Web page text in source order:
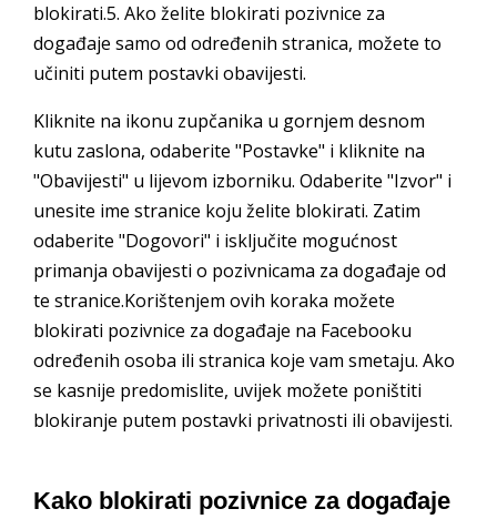
blokirati.5. Ako želite blokirati pozivnice za
događaje samo od određenih stranica, možete to
učiniti putem postavki obavijesti.
Kliknite na ikonu zupčanika u gornjem desnom
kutu zaslona, odaberite "Postavke" i kliknite na
"Obavijesti" u lijevom izborniku. Odaberite "Izvor" i
unesite ime stranice koju želite blokirati. Zatim
odaberite "Dogovori" i isključite mogućnost
primanja obavijesti o pozivnicama za događaje od
te stranice.Korištenjem ovih koraka možete
blokirati pozivnice za događaje na Facebooku
određenih osoba ili stranica koje vam smetaju. Ako
se kasnije predomislite, uvijek možete poništiti
blokiranje putem postavki privatnosti ili obavijesti.
Kako blokirati pozivnice za događaje